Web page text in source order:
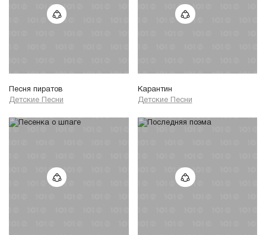
Песня пиратов
Детские Песни
Карантин
Детские Песни